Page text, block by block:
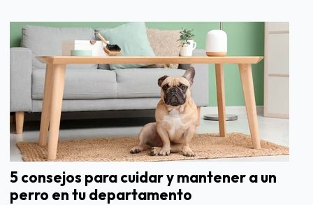
5 consejos para cuidar y mantener a un
perro en tu departamento